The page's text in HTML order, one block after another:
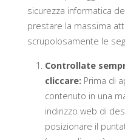
sicurezza informatica
prestare la massima
scrupolosamente le
Controllate
cliccare: Prima di
contenuto in una
indirizzo web di
posizionare il